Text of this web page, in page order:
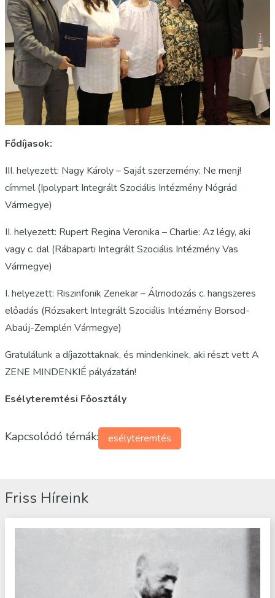
Fődíjasok:
III. helyezett: Nagy Károly – Saját szerzemény: Ne menj!
címmel (Ipolypart Integrált Szociális Intézmény Nógrád
Vármegye)
II. helyezett: Rupert Regina Veronika – Charlie: Az légy, aki
vagy c. dal (Rábaparti Integrált Szociális Intézmény Vas
Vármegye)
I. helyezett: Riszinfonik Zenekar – Álmodozás c. hangszeres
előadás (Rózsakert Integrált Szociális Intézmény Borsod-
Abaúj-Zemplén Vármegye)
Gratulálunk a díjazottaknak, és mindenkinek, aki részt vett A
ZENE MINDENKIÉ pályázatán!
Esélyteremtési Főosztály
Kapcsolódó témák: esélyteremtés
Friss Híreink